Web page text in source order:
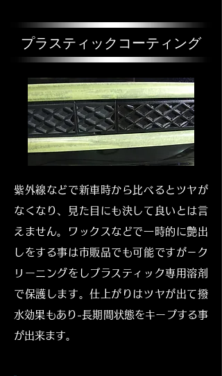
プラスティックコーティング
紫外線などで新車時から比べるとツヤが
なくなり、見た目にも決して良いとは言
えません。ワックスなどで一時的に艶出
しをする事は市販品でも可能ですが－ク
リーニングをしプラスティック専用溶剤
で保護します。仕上がりはツヤが出て撥
水効果もあり-長期間状態をキープする事
が出来ます。